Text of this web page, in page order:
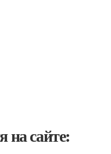
на сайте: